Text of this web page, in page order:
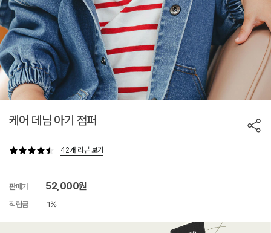
케어 데님 아기 점퍼
42개 리뷰 보기
판매가 52,000원
적립금 1%